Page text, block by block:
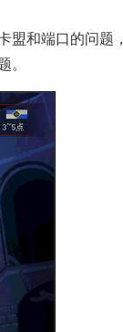
盟和端口的问题，